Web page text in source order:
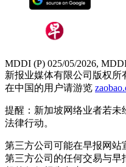
MDDI (P) 025/05/2026,
新报业媒体有限公司版权所
在中国的用户请游览
提醒：新加坡网络业者若
法律行动。
第三方公司可能在早报网站
第三方公司的任何交易与早